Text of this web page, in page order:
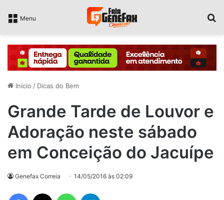
Menu
Início / Dicas do Bem
Grande Tarde de Louvor e
Adoração neste sábado
em Conceição do Jacuípe
Genefax Correia 14/05/2016 às 02:09
Facebook WhatsApp